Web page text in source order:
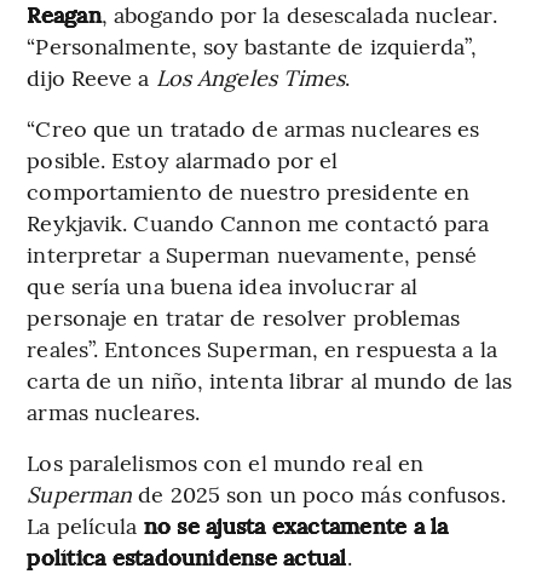
Reagan, abogando por la desescalada nuclear.
“Personalmente, soy bastante de izquierda”,
dijo Reeve a Los Angeles Times.
“Creo que un tratado de armas nucleares es
posible. Estoy alarmado por el
comportamiento de nuestro presidente en
Reykjavik. Cuando Cannon me contactó para
interpretar a Superman nuevamente, pensé
que sería una buena idea involucrar al
personaje en tratar de resolver problemas
reales”. Entonces Superman, en respuesta a la
carta de un niño, intenta librar al mundo de las
armas nucleares.
Los paralelismos con el mundo real en
Superman de 2025 son un poco más confusos.
La película no se ajusta exactamente a la
política estadounidense actual.